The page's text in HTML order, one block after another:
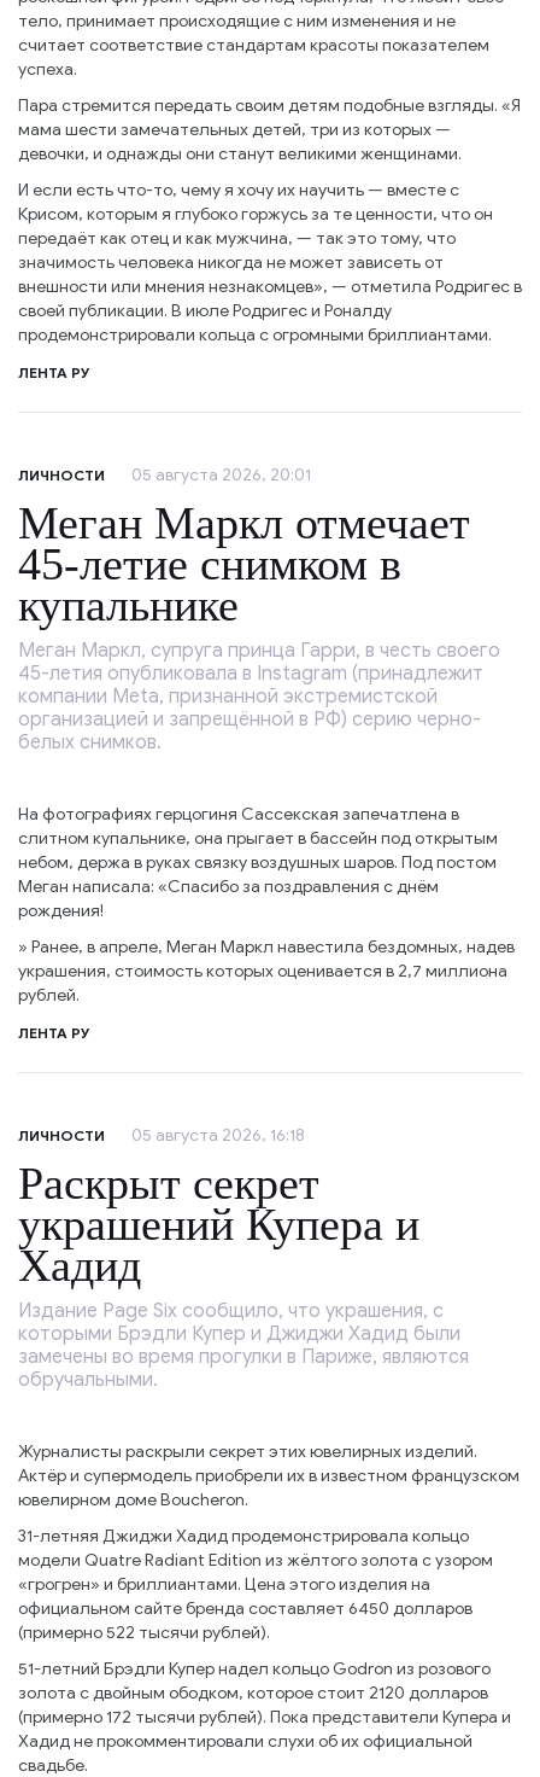
тело, принимает происходящие с ним изменения и не
считает соответствие стандартам красоты показателем
успеха.
Пара стремится передать своим детям подобные взгляды. «Я
мама шести замечательных детей, три из которых —
девочки, и однажды они станут великими женщинами.
И если есть что-то, чему я хочу их научить — вместе с
Крисом, которым я глубоко горжусь за те ценности, что он
передаёт как отец и как мужчина, — так это тому, что
значимость человека никогда не может зависеть от
внешности или мнения незнакомцев», — отметила Родригес в
своей публикации. В июле Родригес и Роналду
продемонстрировали кольца с огромными бриллиантами.
ЛЕНТА РУ
ЛИЧНОСТИ 05 августа 2026, 20:01
Меган Маркл отмечает
45-летие снимком в
купальнике
Меган Маркл, супруга принца Гарри, в честь своего
45-летия опубликовала в Instagram (принадлежит
компании Meta, признанной экстремистской
организацией и запрещённой в РФ) серию черно-
белых снимков.
На фотографиях герцогиня Сассекская запечатлена в
слитном купальнике, она прыгает в бассейн под открытым
небом, держа в руках связку воздушных шаров. Под постом
Меган написала: «Спасибо за поздравления с днём
рождения!
» Ранее, в апреле, Меган Маркл навестила бездомных, надев
украшения, стоимость которых оценивается в 2,7 миллиона
рублей.
ЛЕНТА РУ
ЛИЧНОСТИ 05 августа 2026, 16:18
Раскрыт секрет
украшений Купера и
Хадид
Издание Page Six сообщило, что украшения, с
которыми Брэдли Купер и Джиджи Хадид были
замечены во время прогулки в Париже, являются
обручальными.
Журналисты раскрыли секрет этих ювелирных изделий.
Актёр и супермодель приобрели их в известном французском
ювелирном доме Boucheron.
31-летняя Джиджи Хадид продемонстрировала кольцо
модели Quatre Radiant Edition из жёлтого золота с узором
«грогрен» и бриллиантами. Цена этого изделия на
официальном сайте бренда составляет 6450 долларов
(примерно 522 тысячи рублей).
51-летний Брэдли Купер надел кольцо Godron из розового
золота с двойным ободком, которое стоит 2120 долларов
(примерно 172 тысячи рублей). Пока представители Купера и
Хадид не прокомментировали слухи об их официальной
свадьбе.